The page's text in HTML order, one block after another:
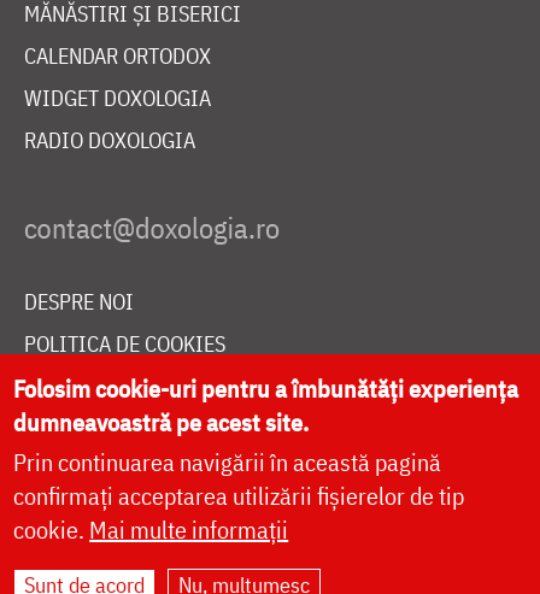
MĂNĂSTIRI ȘI BISERICI
CALENDAR ORTODOX
WIDGET DOXOLOGIA
RADIO DOXOLOGIA
DESPRE NOI
POLITICA DE COOKIES
DONEAZĂ ONLINE PENTRU CATEDRALA NAȚIONALĂ
LIVE
Folosim cookie-uri pentru a îmbunătăți experiența
dumneavoastră pe acest site.
Prin continuarea navigării în această pagină
confirmați acceptarea utilizării fișierelor de tip
cookie. Mai multe informații
Sunt de acord Nu, mulțumesc